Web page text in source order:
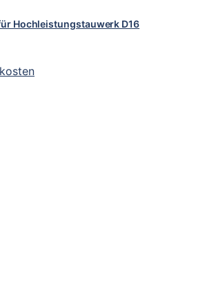
Hochleistungstauwerk D16